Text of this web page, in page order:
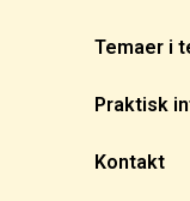
Temaer i
Praktisk
Kontakt